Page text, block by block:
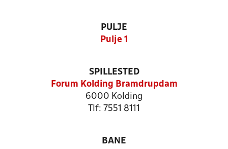
PULJE
Pulje 1
SPILLESTED
Forum Kolding Bramdrupdam
6000 Kolding
Tlf: 7551 8111
BANE